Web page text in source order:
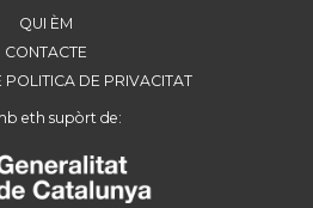
QUI ÈM
CONTACTE
POLITICA DE PRIVACITAT
eth supòrt de: